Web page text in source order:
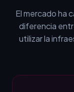
El mercado ha
diferencia
utilizar la